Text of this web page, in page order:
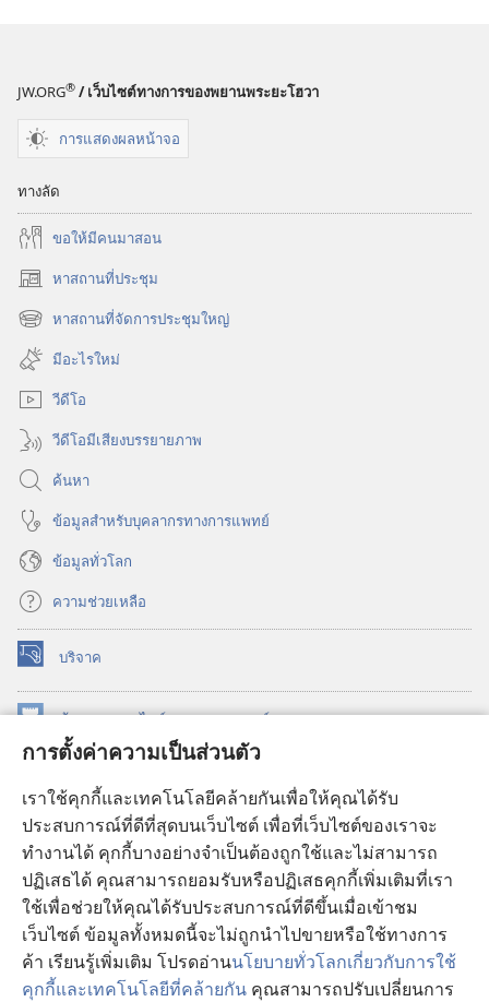
การตั้งค่าความเป็นส่วนตัว
เราใช้คุกกี้และเทคโนโลยีคล้ายกันเพื่อให้คุณได้รับ
ประสบการณ์ที่ดีที่สุดบนเว็บไซต์ เพื่อที่เว็บไซต์ของเราจะ
ทำงานได้ คุกกี้บางอย่างจำเป็นต้องถูกใช้และไม่สามารถ
ปฏิเสธได้ คุณสามารถยอมรับหรือปฏิเสธคุกกี้เพิ่มเติมที่เรา
ใช้เพื่อช่วยให้คุณได้รับประสบการณ์ที่ดีขึ้นเมื่อเข้าชม
เว็บไซต์ ข้อมูลทั้งหมดนี้จะไม่ถูกนำไปขายหรือใช้ทางการ
ค้า เรียนรู้เพิ่มเติม โปรดอ่านนโยบายทั่วโลกเกี่ยวกับการใช้
คุกกี้และเทคโนโลยีที่คล้ายกัน คุณสามารถปรับเปลี่ยนการ
JW.ORG® / เว็บไซต์ทางการของพยานพระยะโฮวา
การแสดงผลหน้าจอ
ทางลัด
ขอ​ให้​มี​คน​มา​สอน
หาสถานที่ประชุม
(เปิด
หน้าต่างหาสถานที่จัดการประชุมใหญ่
(เปิด
หน้าต่าง
ใหม่)
มีอะไรใหม่
วีดีโอ
วีดีโอมีเสียงบรรยายภาพ
ค้นหา
ข้อมูล​สำหรับ​บุคลากร​ทาง​การ​แพทย์
ข้อมูล​ทั่ว​โลก
ความช่วยเหลือ
บริจาค
(เปิด
หน้าต่าง
ใหม่) ห้องสมุดออนไลน์ของวอชเทาเวอร์
หน้าต่าง
®
หน้าต่าง
ใหม่) JW Library®
ห้องสมุดว็อชเทาเวอร์ ®
Copyright© 2026 Watch Tower Bible and Tract Society of Pennsylvania.